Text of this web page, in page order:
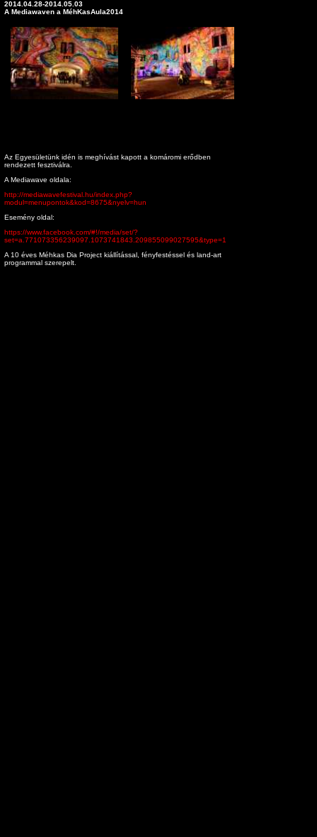
2014.04.28-2014.05.03
A Mediawaven a MéhKasAula2014
Az Egyesületünk idén is meghívást kapott a komáromi erődben
rendezett fesztiválra.
A Mediawave oldala:
http://mediawavefestival.hu/index.php?
modul=menupontok&kod=8675&nyelv=hun
Esemény oldal:
https://www.facebook.com/#!/media/set/?
set=a.771073356239097.1073741843.209855099027595&type=1
A 10 éves Méhkas Dia Project kiállítással, fényfestéssel és land-art
programmal szerepelt.